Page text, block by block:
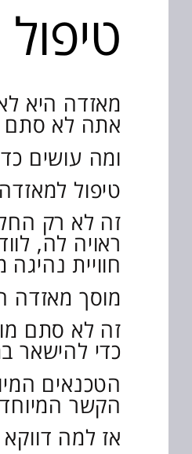
מאזדה היא
אתה לא סתם
ומה עושים
טיפול
זה לא רק
ראויה לה,
חוויית
מוסך מאזדה
זה לא סתם
כדי להישאר
הטכנאים
הקשר
אז למה